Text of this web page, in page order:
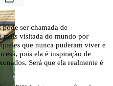
ser chamada de
mais visitada do mundo por
que nunca puderam viver e
pois ela é inspiração de
Será que ela realmente é